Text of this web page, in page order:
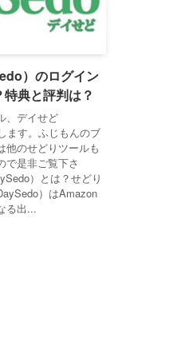
）のログイン
典と評判は？
、デイせど
ます。ふじもんのブ
他のせどりツールも
で是非ご覧下さ
）とは？せどり
）はAmazon
る出...